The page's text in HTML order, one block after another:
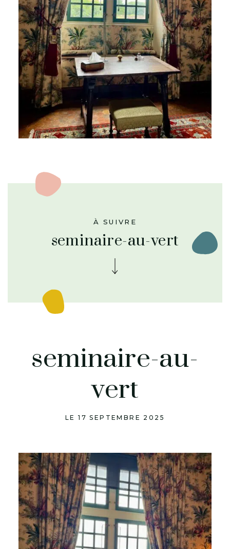
À SUIVRE
seminaire-au-vert
seminaire-au-
vert
LE 17 SEPTEMBRE 2025